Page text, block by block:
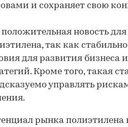
и сохраняет свою
положительная новость
так как
для развития бизнеса
Кроме того, такая
управлять
рынка полиэтилена